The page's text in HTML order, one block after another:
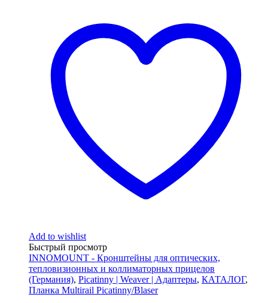
Add to wishlist
Быстрый просмотр
INNOMOUNT - Кронштейны для оптических,
тепловизионных и коллиматорных прицелов
(Германия), Picatinny | Weaver | Адаптеры, КАТАЛОГ,
Планка Multirail Picatinny/Blaser